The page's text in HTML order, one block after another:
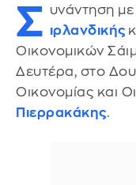
Σ υνάντηση
ιρλανδικής
Οικονομικών
Δευτέρα, στο
Οικονομίας και
Πιερρακάκης.